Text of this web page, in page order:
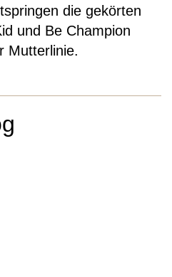
die gekörten
und Be Champion
Mutterlinie.